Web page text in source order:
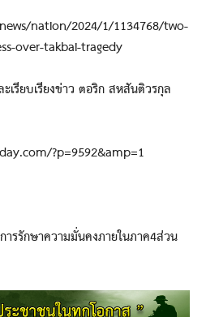
nation/2024/1/1134768/two-
over-takbai-tragedy
รียบเรียงข่าว ตอริก สหสันติวรกุล
?p=9592&amp=1
รรักษาความมั่นคงภายในภาค4ส่วน